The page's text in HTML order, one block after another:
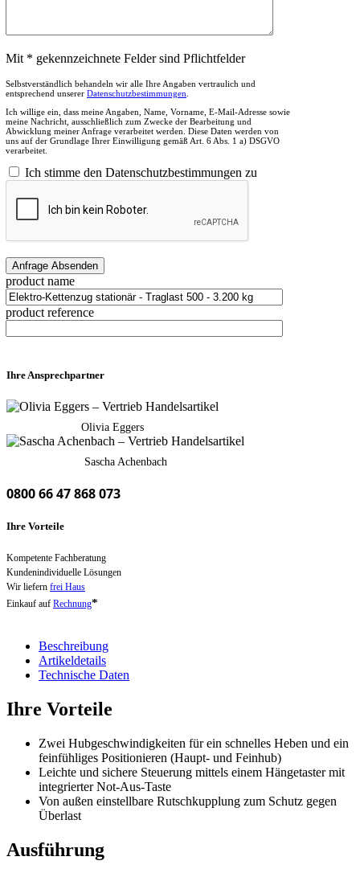
Mit * gekennzeichnete Felder sind Pflichtfelder
Selbstverständlich behandeln wir alle Ihre Angaben vertraulich und
entsprechend unserer Datenschutzbestimmungen
Ich willige ein, dass meine Angaben, Name, Vorname, E-Mail-Adresse sowie
meine Nachricht, ausschließlich zum Zwecke der Bearbeitung und
Abwicklung meiner Anfrage verarbeitet werden. Diese Daten werden von
uns auf der Grundlage Ihrer Einwilligung gemäß Art. 6 Abs. 1 a) DSGVO
verarbeitet.
Ich stimme den Datenschutzbestimmungen zu
product name
product reference
Ihre Ansprechpartner
Olivia Eggers
Sascha Achenbach
0800 66 47 868 073
Ihre Vorteile
Kompetente Fachberatung
Kundenindividuelle Lösungen
Wir liefern frei Haus
Einkauf auf Rechnung*
Beschreibung
Artikeldetails
Technische Daten
Ihre Vorteile
Zwei Hubgeschwindigkeiten für ein schnelles Heben und ein
feinfühliges Positionieren (Haupt- und Feinhub)
Leichte und sichere Steuerung mittels einem Hängetaster mit
integrierter Not-Aus-Taste
Von außen einstellbare Rutschkupplung zum Schutz gegen
Überlast
Ausführung